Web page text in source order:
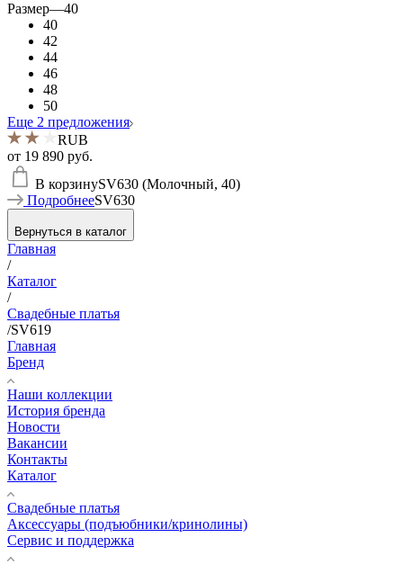
Размер—40
40
42
44
46
48
50
Еще 2 предложения
RUB
от 19 890 руб.
В корзинуSV630 (Молочный, 40)
ПодробнееSV630
Вернуться в каталог
Главная
/
Каталог
/
Свадебные платья
/SV619
Главная
Бренд
Наши коллекции
История бренда
Новости
Вакансии
Контакты
Каталог
Свадебные платья
Аксессуары (подъюбники/кринолины)
Сервис и поддержка